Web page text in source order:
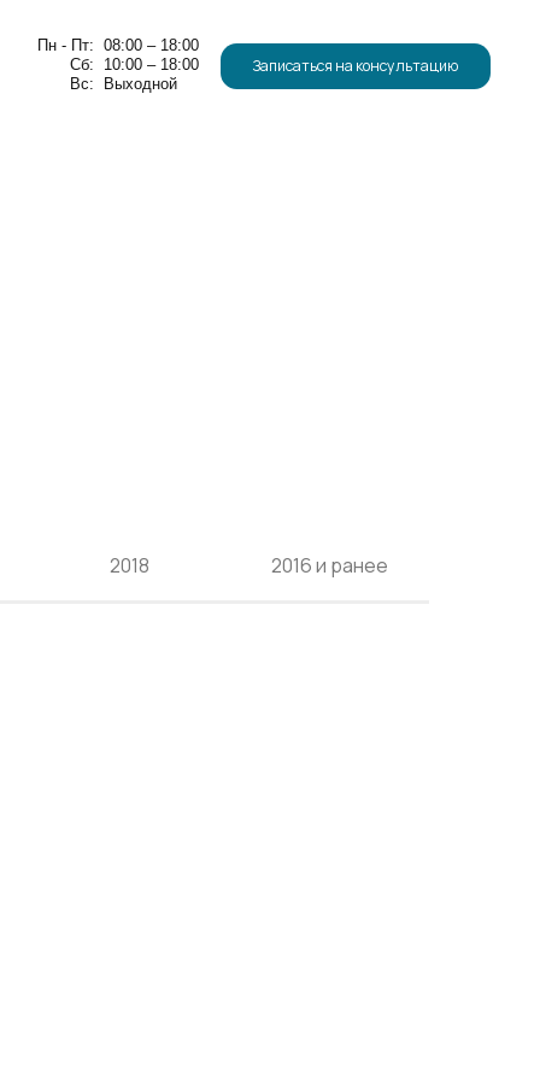
Записаться на консультацию
– 18:00
2018 2016 и ранее